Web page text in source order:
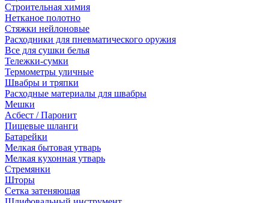
Строительная химия
Нетканое полотно
Стяжки нейлоновые
Расходники для пневматического оружия
Все для сушки белья
Тележки-сумки
Термометры уличные
Швабры и тряпки
Расходные материалы для швабры
Мешки
Асбест / Паронит
Пищевые шланги
Батарейки
Мелкая бытовая утварь
Мелкая кухонная утварь
Стремянки
Шторы
Сетка затеняющая